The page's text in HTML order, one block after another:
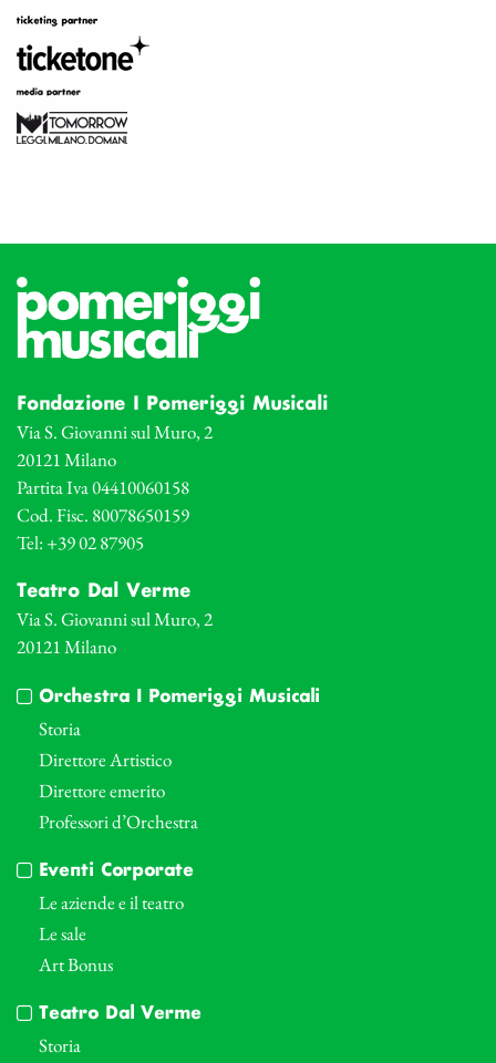
Fondazione I Pomeriggi Musicali
Via S. Giovanni sul Muro, 2
20121 Milano
Partita Iva 04410060158
Cod. Fisc. 80078650159
Tel: +39 02 87905
Teatro Dal Verme
Via S. Giovanni sul Muro, 2
20121 Milano
Orchestra I Pomeriggi Musicali
Storia
Direttore Artistico
Direttore emerito
Professori d’Orchestra
Eventi Corporate
Le aziende e il teatro
Le sale
Art Bonus
Teatro Dal Verme
Storia